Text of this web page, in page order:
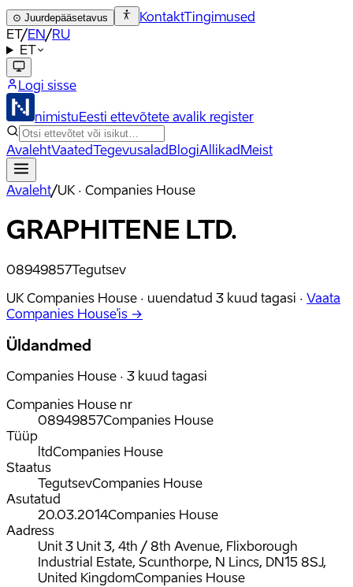
⊙ Juurdepääsetavus KontaktTingimused
ET/EN/RU
ET
Logi sisse
nimistuEesti ettevõtete avalik register
AvalehtVaatedTegevusaladBlogiAllikadMeist
Avaleht/UK · Companies House
GRAPHITENE LTD.
08949857Tegutsev
UK Companies House · uuendatud 3 kuud tagasi · Vaata
Companies House'is →
Üldandmed
Companies House · 3 kuud tagasi
Companies House nr
08949857Companies House
Tüüp
ltdCompanies House
Staatus
TegutsevCompanies House
Asutatud
20.03.2014Companies House
Aadress
Unit 3 Unit 3, 4th / 8th Avenue, Flixborough
Industrial Estate, Scunthorpe, N Lincs, DN15 8SJ,
United KingdomCompanies House